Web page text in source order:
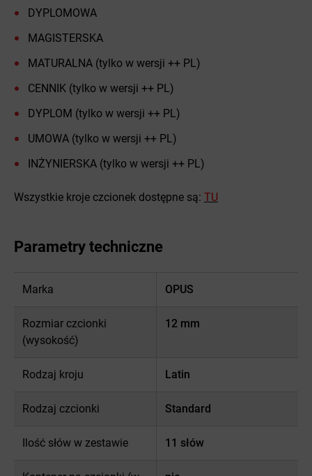
DYPLOMOWA
MAGISTERSKA
MATURALNA (tylko w wersji ++ PL)
CENNIK (tylko w wersji ++ PL)
DYPLOM (tylko w wersji ++ PL)
UMOWA (tylko w wersji ++ PL)
INŻYNIERSKA (tylko w wersji ++ PL)
Wszystkie kroje czcionek dostępne są: TU
Parametry techniczne
Marka OPUS
Rozmiar czcionki
(wysokość)
12 mm
Rodzaj kroju Latin
Rodzaj czcionki Standard
Ilość słów w zestawie 11 słów